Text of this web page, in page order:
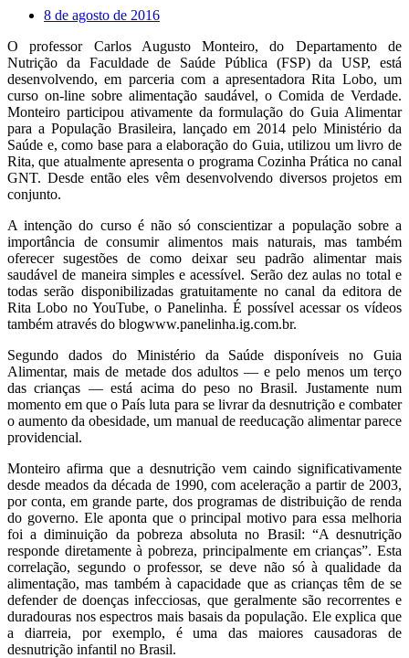
8 de agosto de 2016
O professor Carlos Augusto Monteiro, do Departamento de
Nutrição da Faculdade de Saúde Pública (FSP) da USP, está
desenvolvendo, em parceria com a apresentadora Rita Lobo, um
curso on-line sobre alimentação saudável, o Comida de Verdade.
Monteiro participou ativamente da formulação do Guia Alimentar
para a População Brasileira, lançado em 2014 pelo Ministério da
Saúde e, como base para a elaboração do Guia, utilizou um livro de
Rita, que atualmente apresenta o programa Cozinha Prática no canal
GNT. Desde então eles vêm desenvolvendo diversos projetos em
conjunto.
A intenção do curso é não só conscientizar a população sobre a
importância de consumir alimentos mais naturais, mas também
oferecer sugestões de como deixar seu padrão alimentar mais
saudável de maneira simples e acessível. Serão dez aulas no total e
todas serão disponibilizadas gratuitamente no canal da editora de
Rita Lobo no YouTube, o Panelinha. É possível acessar os vídeos
também através do blogwww.panelinha.ig.com.br.
Segundo dados do Ministério da Saúde disponíveis no Guia
Alimentar, mais de metade dos adultos — e pelo menos um terço
das crianças — está acima do peso no Brasil. Justamente num
momento em que o País luta para se livrar da desnutrição e combater
o aumento da obesidade, um manual de reeducação alimentar parece
providencial.
Monteiro afirma que a desnutrição vem caindo significativamente
desde meados da década de 1990, com aceleração a partir de 2003,
por conta, em grande parte, dos programas de distribuição de renda
do governo. Ele aponta que o principal motivo para essa melhoria
foi a diminuição da pobreza absoluta no Brasil: “A desnutrição
responde diretamente à pobreza, principalmente em crianças”. Esta
correlação, segundo o professor, se deve não só à qualidade da
alimentação, mas também à capacidade que as crianças têm de se
defender de doenças infecciosas, que geralmente são recorrentes e
duradouras nos espectros mais basais da população. Ele explica que
a diarreia, por exemplo, é uma das maiores causadoras de
desnutrição infantil no Brasil.